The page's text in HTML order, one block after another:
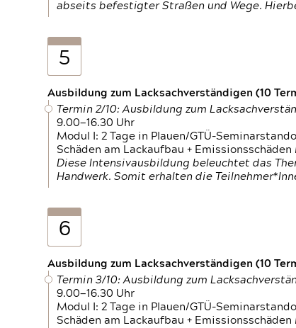
abseits befestigter Straßen und Wege.
5
Ausbildung zum Lacksachverständigen (10
Termin 2/10: Ausbildung zum
9.00—16.30 Uhr
Modul I: 2 Tage in Plauen/GTÜ-
Schäden am Lackaufbau +
Diese Intensivausbildung beleuchtet das
Handwerk. Somit erhalten die
6
Ausbildung zum Lacksachverständigen (10
Termin 3/10: Ausbildung zum
9.00—16.30 Uhr
Modul I: 2 Tage in Plauen/GTÜ-
Schäden am Lackaufbau +